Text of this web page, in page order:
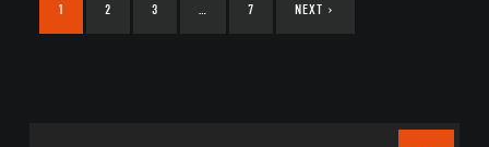
1 2 3 … 7 NEXT ›